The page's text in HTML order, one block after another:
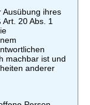
Ausübung ihres
20 Abs. 1
machbar ist und
anderer